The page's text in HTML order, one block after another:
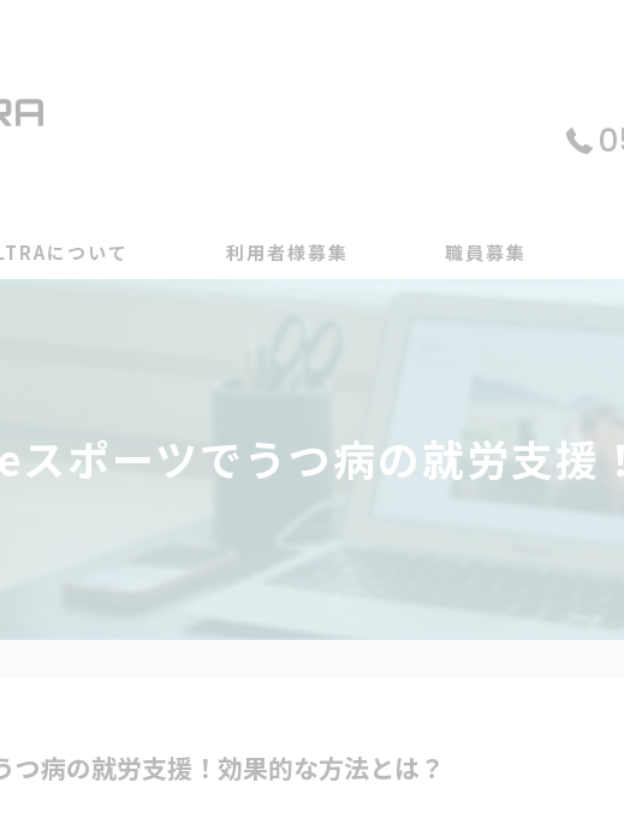
について 利用者様募集 職員募集
eスポーツでうつ病の就労支援
つ病の就労支援！効果的な方法とは？